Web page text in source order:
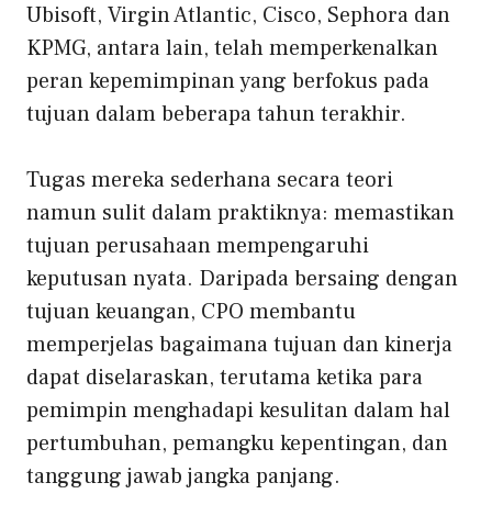
Ubisoft, Virgin Atlantic, Cisco, Sephora dan
KPMG, antara lain, telah memperkenalkan
peran kepemimpinan yang berfokus pada
tujuan dalam beberapa tahun terakhir.
Tugas mereka sederhana secara teori
namun sulit dalam praktiknya: memastikan
tujuan perusahaan mempengaruhi
keputusan nyata. Daripada bersaing dengan
tujuan keuangan, CPO membantu
memperjelas bagaimana tujuan dan kinerja
dapat diselaraskan, terutama ketika para
pemimpin menghadapi kesulitan dalam hal
pertumbuhan, pemangku kepentingan, dan
tanggung jawab jangka panjang.